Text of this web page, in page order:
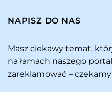
NAPISZ DO NAS
Masz ciekawy temat,
na łamach naszego
zareklamować –